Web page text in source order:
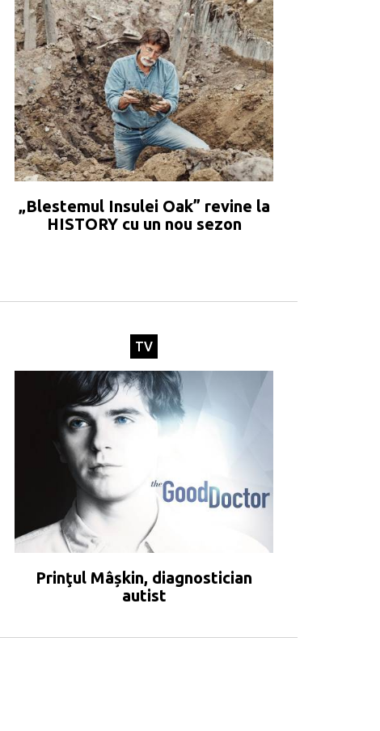
„Blestemul Insulei Oak” revine la
HISTORY cu un nou sezon
TV
Prinţul Mâșkin, diagnostician
autist